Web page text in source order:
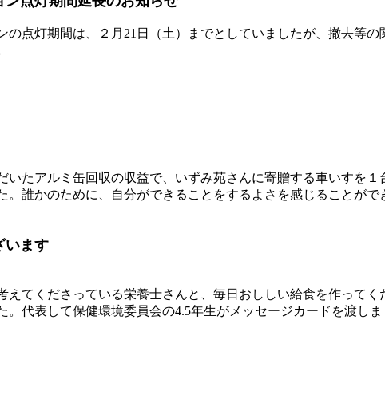
点灯期間は、２月21日（土）までとしていましたが、撤去等の
いたアルミ缶回収の収益で、いずみ苑さんに寄贈する車いすを
誰かのために、自分ができることをするよさを感じることがで
います
てくださっている栄養士さんと、毎日おししい給食を作ってく
。代表して保健環境委員会の4.5年生がメッセージカードを渡し